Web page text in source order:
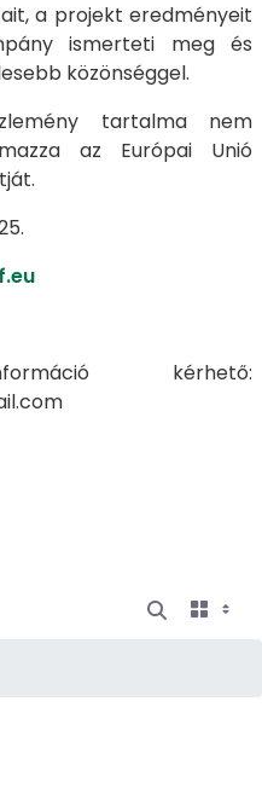
a projekt eredményeit
ismerteti meg és
közönséggel.
tartalma nem
az Európai Unió
kérhető: